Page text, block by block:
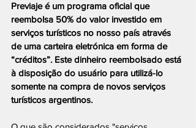
Previaje é um programa oficial que
reembolsa 50% do valor investido em
serviços turísticos no nosso país através
de uma carteira eletrónica em forma de
“créditos”. Este dinheiro reembolsado está
à disposição do usuário para utilizá-lo
somente na compra de novos serviços
turísticos argentinos.